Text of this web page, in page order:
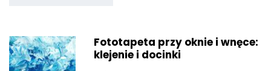
Fototapeta przy oknie i wnęce:
klejenie i docinki